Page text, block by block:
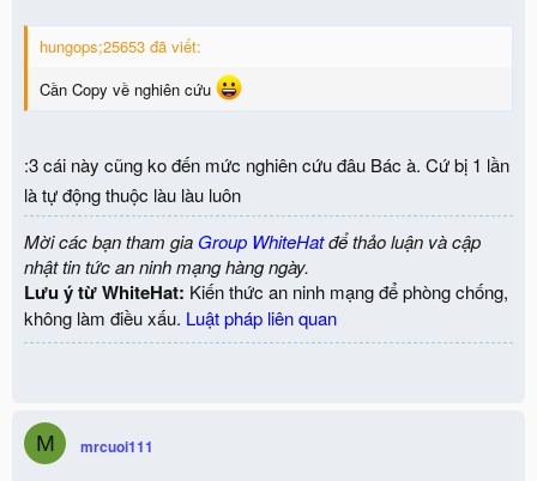
hungops;25653 đã viết:
Cần Copy về nghiên cứu
:3 cái này cũng ko đến mức nghiên cứu đâu Bác à. Cứ bị 1 lần
là tự động thuộc làu làu luôn
Mời các bạn tham gia Group WhiteHatđể thảo luận và cập
nhật tin tức an ninh mạng hàng ngày.
Lưu ý từ WhiteHat: Kiến thức an ninh mạng để phòng chống,
không làm điều xấu. Luật pháp liên quan
M mrcuoi111